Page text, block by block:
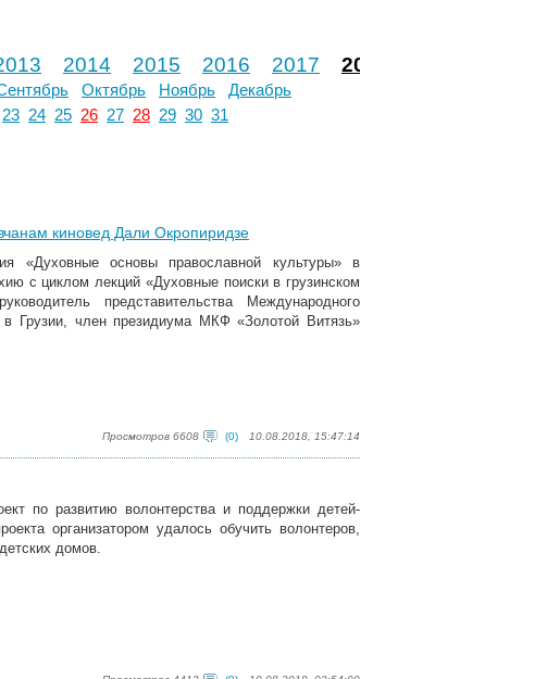
2014 2015 2016 2017 2018
Октябрь Ноябрь
Декабрь
23 24 25 26 27 28 29 30 31
киновед Дали Окропиридзе
«Духовные основы православной культуры» в
с циклом лекций «Духовные поиски в грузинском
представительства Международного
Грузии, член президиума МКФ «Золотой Витязь»
Просмотров 6608 (0) 10.08.2018, 15:47:14
по развитию волонтерства и поддержки детей-
организатором удалось обучить волонтеров,
домов.